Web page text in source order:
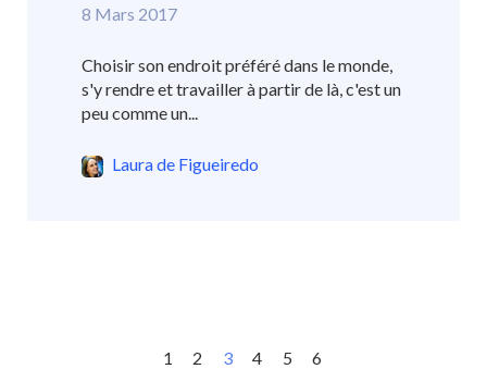
8 Mars 2017
Choisir son endroit préféré dans le monde,
s'y rendre et travailler à partir de là, c'est un
peu comme un...
Laura de Figueiredo
1 2 3 4 5 6